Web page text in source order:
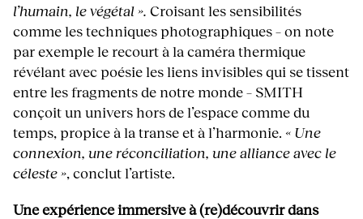
l’humain, le végétal ». Croisant les sensibilités
comme les techniques photographiques – on note
par exemple le recourt à la caméra thermique
révélant avec poésie les liens invisibles qui se tissent
entre les fragments de notre monde – SMITH
conçoit un univers hors de l’espace comme du
temps, propice à la transe et à l’harmonie. « Une
connexion, une réconciliation, une alliance avec le
céleste », conclut l’artiste.
Une expérience immersive à (re)découvrir dans